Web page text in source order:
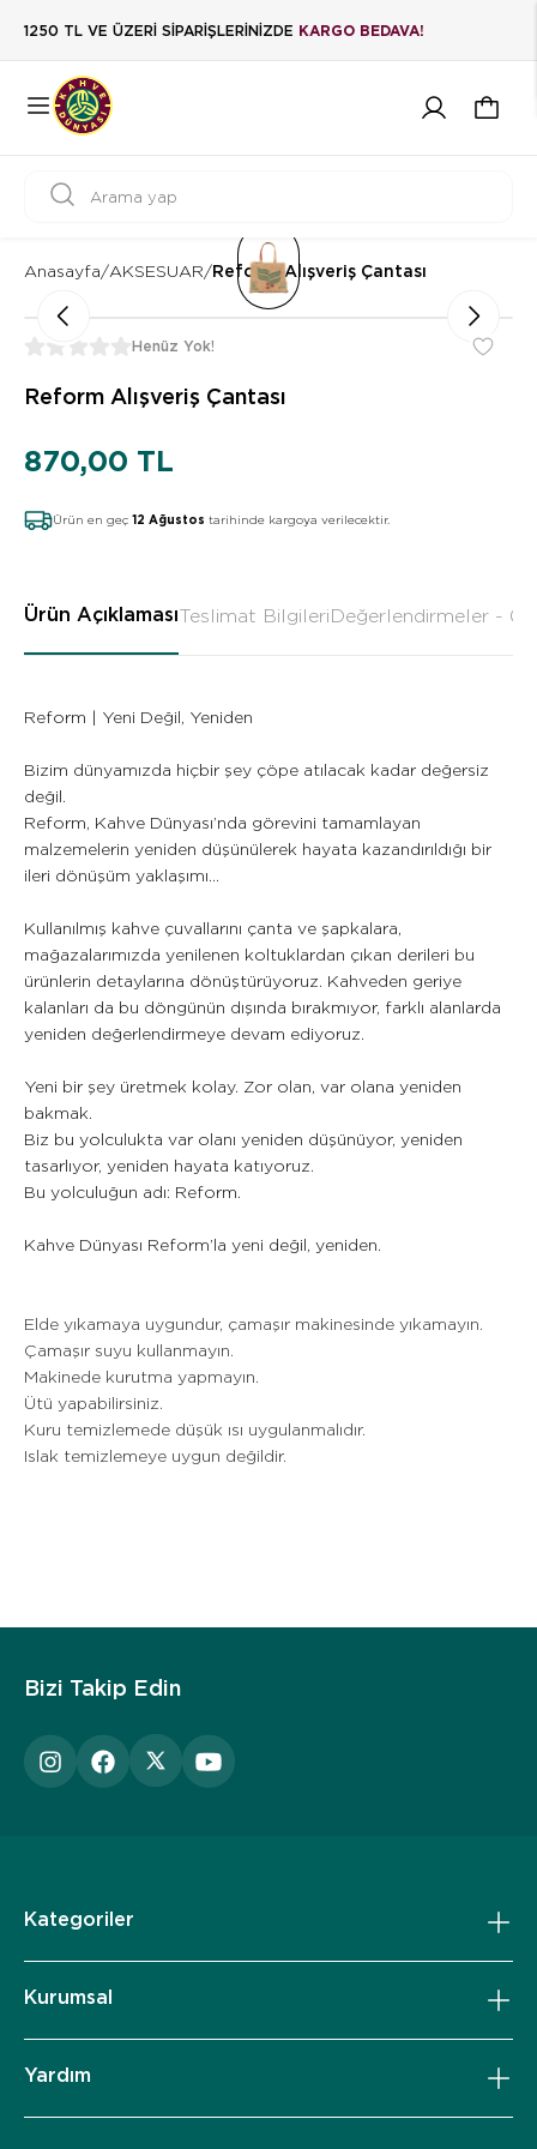
1250 TL VE ÜZERİ SİPARİŞLERİNİZDE KARGO BEDAVA!
Anasayfa/AKSESUAR/Reform Alışveriş Çantası
Henüz Yok!
Reform Alışveriş Çantası
870,00 TL
Ürün en geç 12 Ağustos tarihinde kargoya verilecektir.
Ürün AçıklamasıTeslimat BilgileriDeğerlendirmeler - 0
Reform | Yeni Değil, Yeniden
Bizim dünyamızda hiçbir şey çöpe atılacak kadar değersiz
değil.
Reform, Kahve Dünyası’nda görevini tamamlayan
malzemelerin yeniden düşünülerek hayata kazandırıldığı bir
ileri dönüşüm yaklaşımı...
Kullanılmış kahve çuvallarını çanta ve şapkalara,
mağazalarımızda yenilenen koltuklardan çıkan derileri bu
ürünlerin detaylarına dönüştürüyoruz. Kahveden geriye
kalanları da bu döngünün dışında bırakmıyor, farklı alanlarda
yeniden değerlendirmeye devam ediyoruz.
Yeni bir şey üretmek kolay. Zor olan, var olana yeniden
bakmak.
Biz bu yolculukta var olanı yeniden düşünüyor, yeniden
tasarlıyor, yeniden hayata katıyoruz.
Bu yolculuğun adı: Reform.
Kahve Dünyası Reform’la yeni değil, yeniden.
Elde yıkamaya uygundur, çamaşır makinesinde yıkamayın.
Çamaşır suyu kullanmayın.
Makinede kurutma yapmayın.
Ütü yapabilirsiniz.
Kuru temizlemede düşük ısı uygulanmalıdır.
Islak temizlemeye uygun değildir.
Bizi Takip Edin
Kategoriler
Kurumsal
Yardım